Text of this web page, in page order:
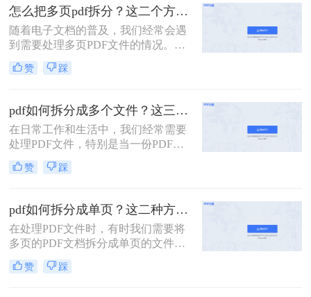
面，我将详细介绍怎么把一个大的pdf
拆分。
怎么把多页pdf拆分？这二个方法教你轻松拆分！
随着电子文档的普及，我们经常会遇
到需要处理多页PDF文件的情况。无
论是为了方便阅读或编辑，还是为了
分发文件，拆分PDF文件都是一个很
分呢？在本文中，我们将介绍一些简
单而有效的方法，帮助你快速拆分多
页PDF文件。
赞 踩
pdf如何拆分成多个文件？这三种方法教你轻松拆分！
在日常工作和生活中，我们经常需要
处理PDF文件，特别是当一份PDF文
件内容过多，需要拆分成多个文件以
便分享、打印或存储时。本文将详细
用在线工具、专业软件以及操作系统
自带功能的方法。
赞 踩
pdf如何拆分成单页？这二种方法可以有效解决你的问题！
在处理PDF文件时，有时我们需要将
多页的PDF文档拆分成单页的文件，
以便于单独查看、编辑或分享。那么
PDF如何拆分成单页呢？下面将详细
赞 踩